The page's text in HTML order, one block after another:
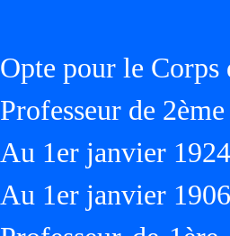
Opte pour le Corps
Professeur de
Au 1er janvier
Au 1er janvier